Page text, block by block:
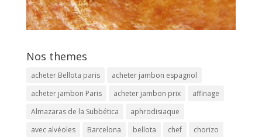
Nos themes
acheter Bellota paris
acheter jambon espagnol
acheter jambon Paris
acheter jambon prix
affinage
Almazaras de la Subbética
aphrodisiaque
avec alvéoles
Barcelona bellota chef
chorizo